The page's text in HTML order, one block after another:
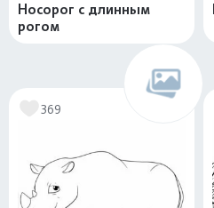
Носорог с длинным
рогом
369